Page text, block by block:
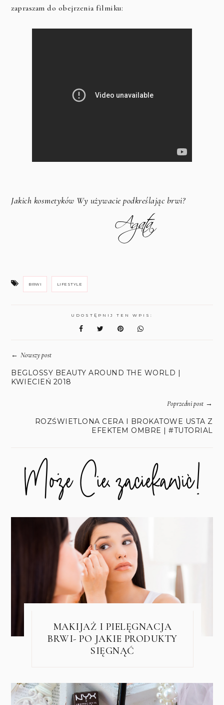
zapraszam do obejrzenia filmiku:
Jakich kosmetyków Wy używacie podkreślając brwi?
BRWI LIFESTYLE
UDOSTĘPNIJ TEN WPIS:
← Nowszy post
BEGLOSSY BEAUTY AROUND THE WORLD |
KWIECIEŃ 2018
Poprzedni post→
ROZŚWIETLONA CERA I BROKATOWE USTA Z
EFEKTEM OMBRE | #TUTORIAL
MAKIJAŻ I PIELĘGNACJA
BRWI- PO JAKIE PRODUKTY
SIĘGNĄĆ